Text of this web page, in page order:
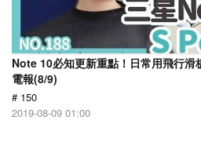
Note 10必知更新重點！日常用飛行滑
電報(8/9)
# 150
2019-08-09 01:00